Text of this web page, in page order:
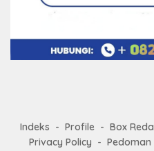
Indeks Profile Box
Privacy Policy